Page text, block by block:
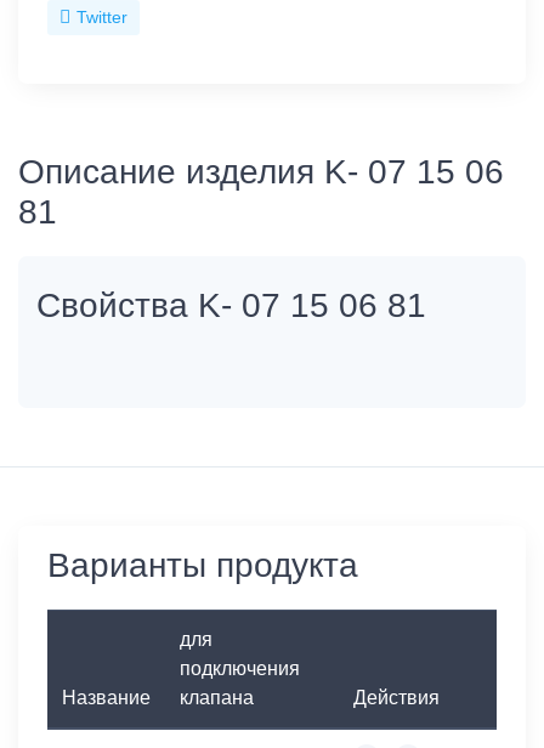
Twitter
Описание изделия K- 07 15 06
81
Свойства K- 07 15 06 81
Варианты продукта
Название
для
подключения
клапана
Действия